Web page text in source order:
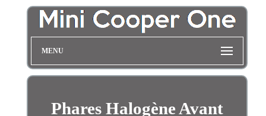
MENU
Phares Halogène Avant